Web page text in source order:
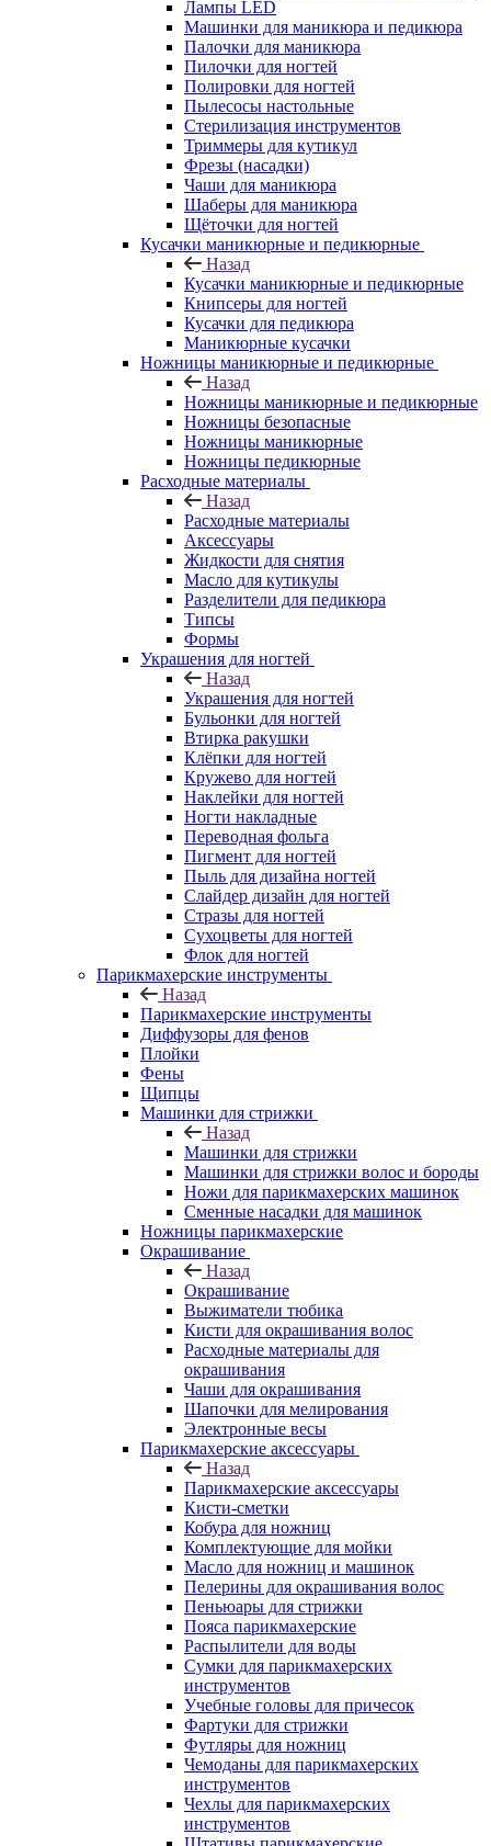
Лампы LED
Машинки для маникюра и педикюра
Палочки для маникюра
Пилочки для ногтей
Полировки для ногтей
Пылесосы настольные
Стерилизация инструментов
Триммеры для кутикул
Фрезы (насадки)
Чаши для маникюра
Шаберы для маникюра
Щёточки для ногтей
Кусачки маникюрные и педикюрные
Назад
Кусачки маникюрные и педикюрные
Книпсеры для ногтей
Кусачки для педикюра
Маникюрные кусачки
Ножницы маникюрные и педикюрные
Назад
Ножницы маникюрные и педикюрные
Ножницы безопасные
Ножницы маникюрные
Ножницы педикюрные
Расходные материалы
Назад
Расходные материалы
Аксессуары
Жидкости для снятия
Масло для кутикулы
Разделители для педикюра
Типсы
Формы
Украшения для ногтей
Назад
Украшения для ногтей
Бульонки для ногтей
Втирка ракушки
Клёпки для ногтей
Кружево для ногтей
Наклейки для ногтей
Ногти накладные
Переводная фольга
Пигмент для ногтей
Пыль для дизайна ногтей
Слайдер дизайн для ногтей
Стразы для ногтей
Сухоцветы для ногтей
Флок для ногтей
Парикмахерские инструменты
Назад
Парикмахерские инструменты
Диффузоры для фенов
Плойки
Фены
Щипцы
Машинки для стрижки
Назад
Машинки для стрижки
Машинки для стрижки волос и бороды
Ножи для парикмахерских машинок
Сменные насадки для машинок
Ножницы парикмахерские
Окрашивание
Назад
Окрашивание
Выжиматели тюбика
Кисти для окрашивания волос
Расходные материалы для
окрашивания
Чаши для окрашивания
Шапочки для мелирования
Электронные весы
Парикмахерские аксессуары
Назад
Парикмахерские аксессуары
Кисти-сметки
Кобура для ножниц
Комплектующие для мойки
Масло для ножниц и машинок
Пелерины для окрашивания волос
Пеньюары для стрижки
Пояса парикмахерские
Распылители для воды
Сумки для парикмахерских
инструментов
Учебные головы для причесок
Фартуки для стрижки
Футляры для ножниц
Чемоданы для парикмахерских
инструментов
Чехлы для парикмахерских
инструментов